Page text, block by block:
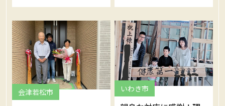
会津若松市 いわき市